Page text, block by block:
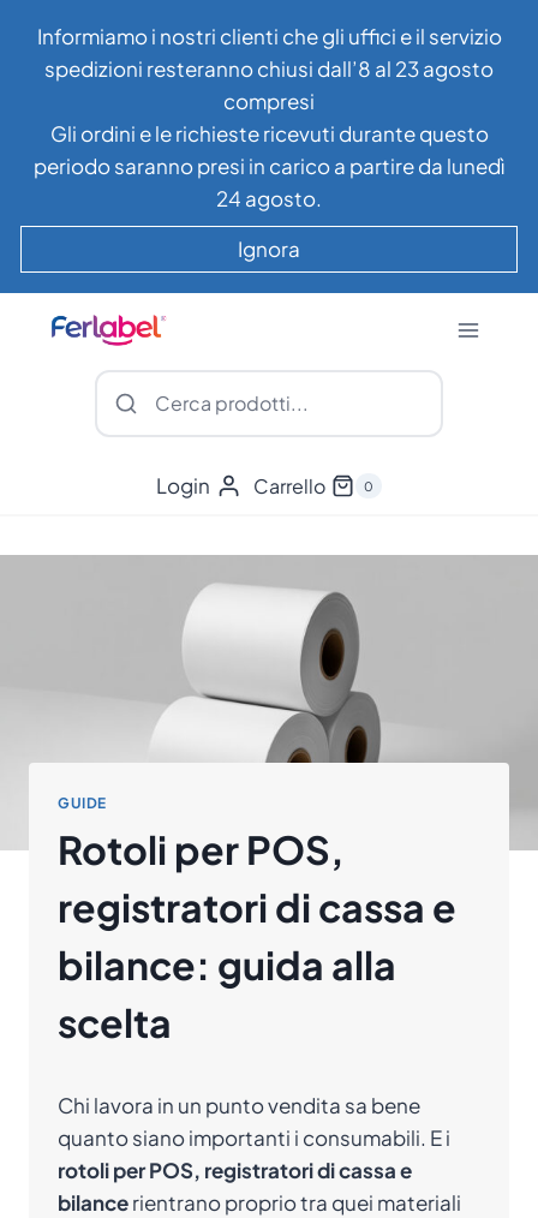
contenuto
Informiamo i nostri clienti che gli uffici e il servizio
spedizioni resteranno chiusi dall’8 al 23 agosto
compresi
Gli ordini e le richieste ricevuti durante questo
periodo saranno presi in carico a partire da lunedì
24 agosto.
Ignora
Login Carrello 0
GUIDE
Rotoli per POS,
registratori di cassa e
bilance: guida alla
scelta
Chi lavora in un punto vendita sa bene
quanto siano importanti i consumabili. E i
rotoli per POS, registratori di cassa e
bilancerientrano proprio tra quei materiali